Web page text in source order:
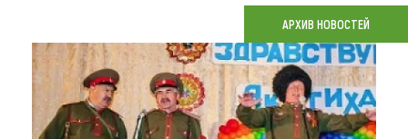
О регионе
Коллекция впечатлений
АРХИВ НОВОСТЕЙ